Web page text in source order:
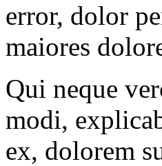
error, dolor
maiores
Qui neque
modi,
ex, dolorem